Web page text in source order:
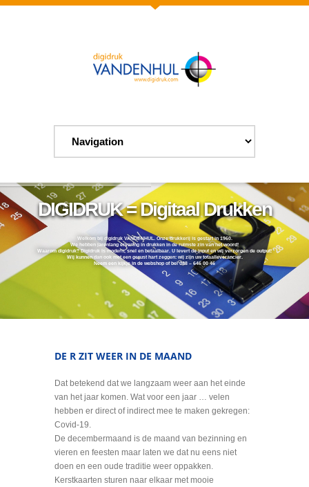
Welkom bij digidruk VANDENHUL. Onze drukkerij is gestart in 1960.
We hebben jarenlang ervaring in drukken in de ruimste zin van het woord!
Waarom digidruk? Digidruk is modern, snel en betaalbaar. U levert de input en wij verzorgen de output!
Wij kunnen dan ook met een gerust hart zeggen: wij zijn uw totaalleverancier.
Neem een kijkje in de webshop of bel 088 – 646 00 46
DIGIDRUK = Digitaal Drukken
DE R ZIT WEER IN DE MAAND
Dat betekend dat we langzaam weer aan het einde
van het jaar komen. Wat voor een jaar … velen
hebben er direct of indirect mee te maken gekregen:
Covid-19.
De decembermaand is de maand van bezinning en
vieren en feesten maar laten we dat nu eens niet
doen en een oude traditie weer oppakken.
Kerstkaarten sturen naar elkaar met mooie